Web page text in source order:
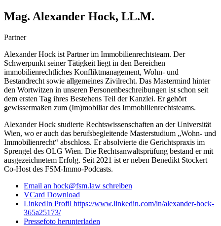
Mag. Alexander Hock, LL.M.
Partner
Alexander Hock ist Partner im Immobilienrechtsteam. Der
Schwerpunkt seiner Tätigkeit liegt in den Bereichen
immobilienrechtliches Konfliktmanagement, Wohn- und
Bestandrecht sowie allgemeines Zivilrecht. Das Mastermind hinter
den Wortwitzen in unseren Personenbeschreibungen ist schon seit
dem ersten Tag ihres Bestehens Teil der Kanzlei. Er gehört
gewissermaßen zum (Im)mobiliar des Immobilienrechtsteams.
Alexander Hock studierte Rechtswissenschaften an der Universität
Wien, wo er auch das berufsbegleitende Masterstudium „Wohn- und
Immobilienrecht“ abschloss. Er absolvierte die Gerichtspraxis im
Sprengel des OLG Wien. Die Rechtsanwaltsprüfung bestand er mit
ausgezeichnetem Erfolg. Seit 2021 ist er neben Benedikt Stockert
Co-Host des FSM-Immo-Podcasts.
Email an hock@fsm.law schreiben
VCard Download
LinkedIn Profil https://www.linkedin.com/in/alexander-hock-
365a25173/
Pressefoto herunterladen